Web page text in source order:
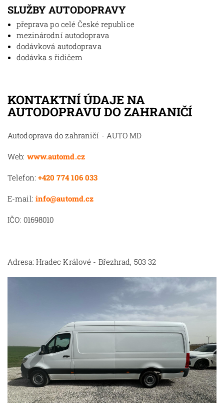
SLUŽBY AUTODOPRAVY
přeprava po celé České republice
mezinárodní autodoprava
dodávková autodoprava
dodávka s řidičem
KONTAKTNÍ ÚDAJE NA
AUTODOPRAVU DO ZAHRANIČÍ
Autodoprava do zahraničí - AUTO MD
Web: www.automd.cz
Telefon: +420 774 106 033
E-mail: info@automd.cz
IČO: 01698010
Adresa: Hradec Králové - Březhrad, 503 32